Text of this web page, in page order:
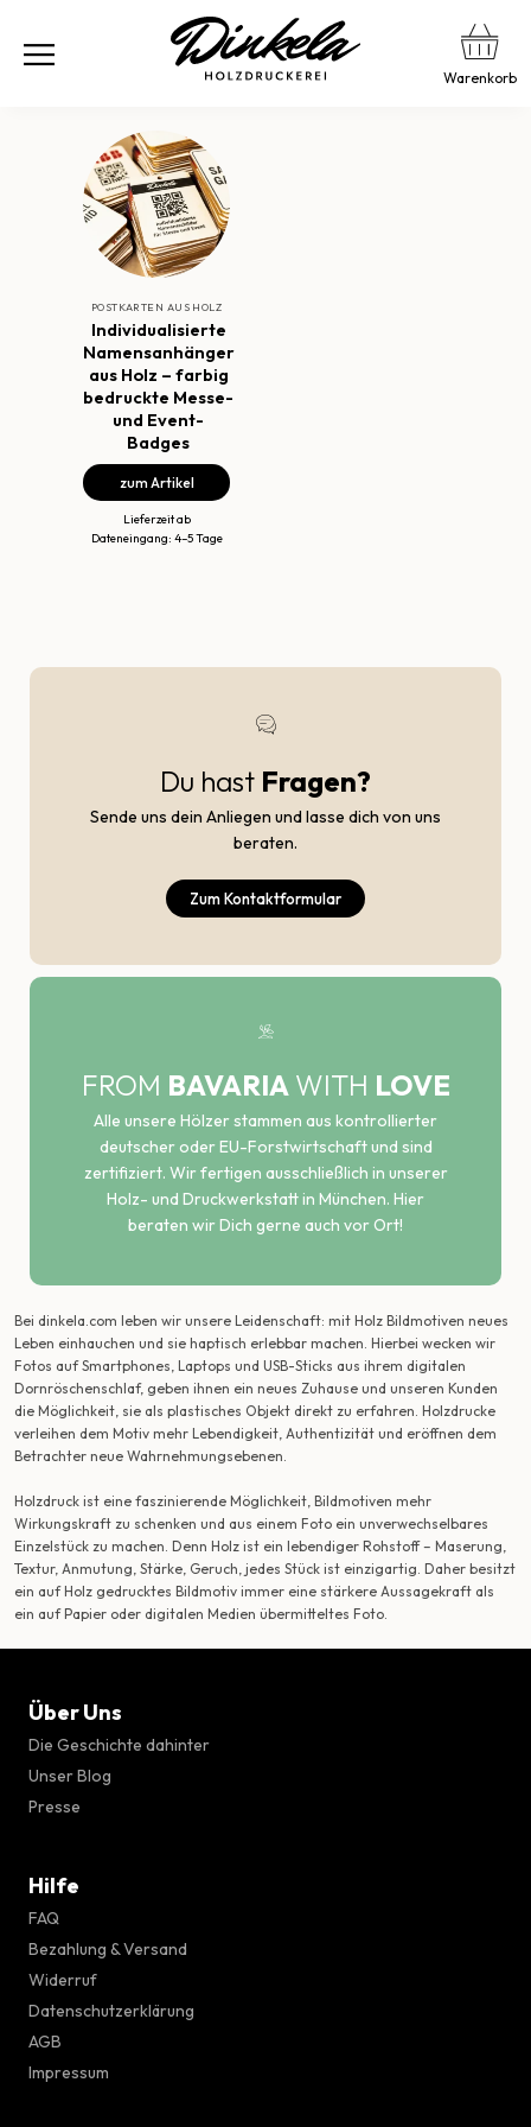
Warenkorb
POSTKARTEN AUS HOLZ
Individualisierte
Namensanhänger
aus Holz – farbig
bedruckte Messe-
und Event-
Badges
zum Artikel
Lieferzeit ab
Dateneingang: 4–5 Tage
Du hast Fragen?
Sende uns dein Anliegen und lasse dich von uns
beraten.
Zum Kontaktformular
FROM BAVARIAWITH LOVE
Alle unsere Hölzer stammen aus kontrollierter
deutscher oder EU-Forstwirtschaft und sind
zertifiziert. Wir fertigen ausschließlich in unserer
Holz- und Druckwerkstatt in München. Hier
beraten wir Dich gerne auch vor Ort!
Bei dinkela.com leben wir unsere Leidenschaft: mit Holz Bildmotiven neues
Leben einhauchen und sie haptisch erlebbar machen. Hierbei wecken wir
Fotos auf Smartphones, Laptops und USB-Sticks aus ihrem digitalen
Dornröschenschlaf, geben ihnen ein neues Zuhause und unseren Kunden
die Möglichkeit, sie als plastisches Objekt direkt zu erfahren. Holzdrucke
verleihen dem Motiv mehr Lebendigkeit, Authentizität und eröffnen dem
Betrachter neue Wahrnehmungsebenen.
Holzdruck ist eine faszinierende Möglichkeit, Bildmotiven mehr
Wirkungskraft zu schenken und aus einem Foto ein unverwechselbares
Einzelstück zu machen. Denn Holz ist ein lebendiger Rohstoff – Maserung,
Textur, Anmutung, Stärke, Geruch, jedes Stück ist einzigartig. Daher besitzt
ein auf Holz gedrucktes Bildmotiv immer eine stärkere Aussagekraft als
ein auf Papier oder digitalen Medien übermitteltes Foto.
Über Uns
Die Geschichte dahinter
Unser Blog
Presse
Hilfe
FAQ
Bezahlung & Versand
Widerruf
Datenschutzerklärung
AGB
Impressum